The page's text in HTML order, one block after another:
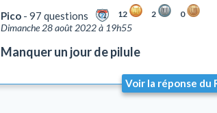
Pico 97 questions 12 2 0
Dimanche 28 août 2022 à 19h55
Manquer un jour de pilule
Voir la réponse du